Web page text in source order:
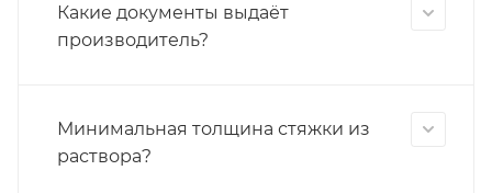
Какие документы выдаёт
производитель?
Минимальная толщина стяжки из
раствора?